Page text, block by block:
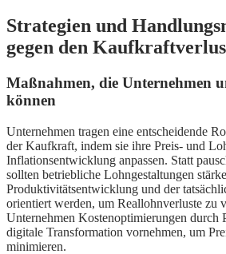
Strategien und
gegen den
Maßnahmen, die Unternehmen
können
Unternehmen tragen eine entscheidende
der Kaufkraft, indem sie ihre Preis- und
Inflationsentwicklung anpassen. Statt
sollten betriebliche Lohngestaltungen
Produktivitätsentwicklung und der
orientiert werden, um Reallohnverluste zu
Unternehmen Kostenoptimierungen durch
digitale Transformation vornehmen, um
minimieren.